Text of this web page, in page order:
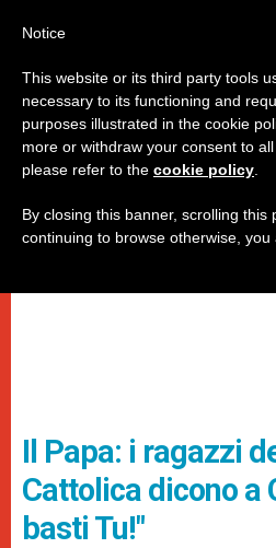
Il Papa: i ragazzi
Cattolica dicono a
basti Tu!"
Notice
This website or its third party tools
necessary to its functioning and
purposes illustrated in the cookie
more or withdraw your consent to
please refer to the cookie policy
By closing this banner, scrolling this
continuing to browse otherwise, you